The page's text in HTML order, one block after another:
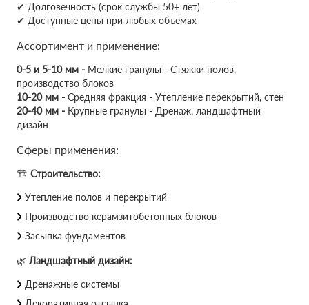
✔ Долговечность (срок службы 50+ лет)
✔ Доступные цены при любых объемах
Ассортимент и применение:
0-5 и 5-10 мм - Мелкие гранулы - Стяжки полов,
производство блоков
10-20 мм - Средняя фракция - Утепление перекрытий, стен
20-40 мм - Крупные гранулы - Дренаж, ландшафтный
дизайн
Сферы применения:
🏗 Строительство:
Утепление полов и перекрытий
Производство керамзитобетонных блоков
Засыпка фундаментов
🌿 Ландшафтный дизайн:
Дренажные системы